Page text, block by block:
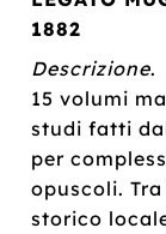
1882
Descrizione.
15 volumi
studi fatti
per
opuscoli.
storico